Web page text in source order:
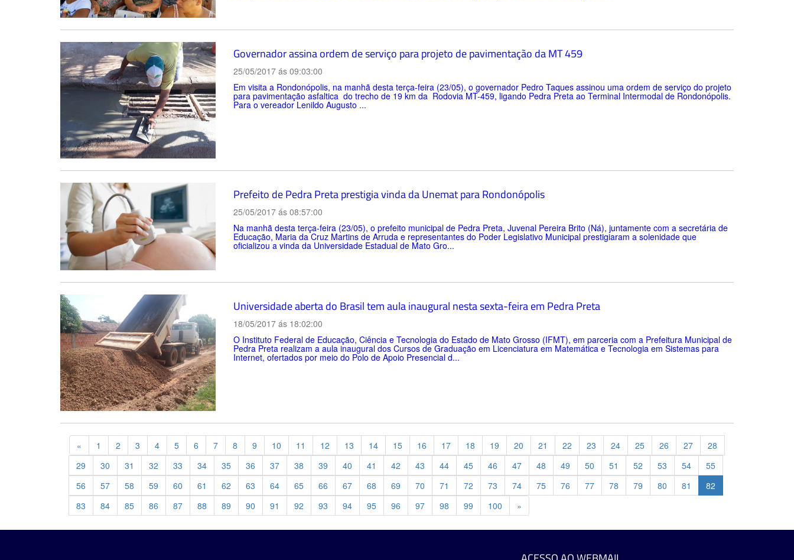
Governador assina ordem de serviço para projeto de pavimentação da MT 459
25/05/2017 ás 09:03:00
Em visita a Rondonópolis, na manhã desta terça-feira (23/05), o governador Pedro Taques assinou uma ordem de serviço do projeto
para pavimentação asfaltica do trecho de 19 km da Rodovia MT-459, ligando Pedra Preta ao Terminal Intermodal de Rondonópolis.
Para o vereador Lenildo Augusto ...
Prefeito de Pedra Preta prestigia vinda da Unemat para Rondonópolis
25/05/2017 ás 08:57:00
Na manhã desta terça-feira (23/05), o prefeito municipal de Pedra Preta, Juvenal Pereira Brito (Ná), juntamente com a secretária de
Educação, Maria da Cruz Martins de Arruda e representantes do Poder Legislativo Municipal prestigiaram a solenidade que
oficializou a vinda da Universidade Estadual de Mato Gro...
Universidade aberta do Brasil tem aula inaugural nesta sexta-feira em Pedra Preta
18/05/2017 ás 18:02:00
O Instituto Federal de Educação, Ciência e Tecnologia do Estado de Mato Grosso (IFMT), em parceria com a Prefeitura Municipal de
Pedra Preta realizam a aula inaugural dos Cursos de Graduação em Licenciatura em Matemática e Tecnologia em Sistemas para
Internet, ofertados por meio do Polo de Apoio Presencial d...
« Previous
1 2 3 4 5 6 7 8 9 10 11 12 13 14 15 16 17 18 19 20 21 22 23 24 25 26 27
28
29
30 31 32 33 34 35 36 37 38 39 40 41 42 43 44 45 46 47 48 49 50 51 52 53 54
55
56
57 58 59 60 61 62 63 64 65 66 67 68 69 70 71 72 73 74 75 76 77 78 79 80 81
82
83
84 85 86 87 88 89 90 91 92 93 94 95 96 97 98 99 100 »